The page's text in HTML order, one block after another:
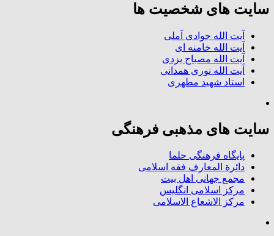
سایت های شخصیت ها
آیت الله جوادی آملی
آیت الله خامنه ای
آیت الله مصباح یزدی
آیت الله نوری همدانی
استاد شهید مطهری
سایت های مذهبی فرهنگی
پایگاه فرهنگی حلما
دائرة المعارف فقه اسلامی
مجمع جهانی اهل بیت
مرکز اسلامی انگلیس
مرکز الاشعاع الاسلامی